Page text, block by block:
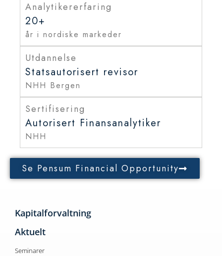
Analytikererfaring
20+
år i nordiske markeder
Utdannelse
Statsautorisert revisor
NHH Bergen
Sertifisering
Autorisert Finansanalytiker
NHH
Se Pensum Financial Opportunity
Kapitalforvaltning
Aktuelt
Seminarer